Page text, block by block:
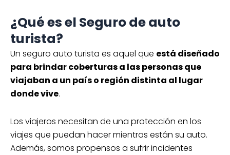
¿Qué es el Seguro de auto
turista?
Un seguro auto turista es aquel que está diseñado
para brindar coberturas a las personas que
viajaban a un país o región distinta al lugar
donde vive.
Los viajeros necesitan de una protección en los
viajes que puedan hacer mientras están su auto.
Además, somos propensos a sufrir incidentes